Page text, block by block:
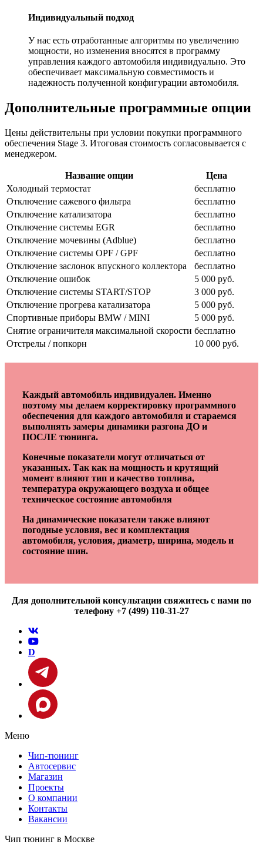
Индивидуальный подход
У нас есть отработанные алгоритмы по увеличению
мощности, но изменения вносятся в программу
управления каждого автомобиля индивидуально. Это
обеспечивает максимальную совместимость и
надежность полученной конфигурации автомобиля.
Дополнительные программные опции
Цены действительны при условии покупки программного
обеспечения Stage 3. Итоговая стоимость согласовывается с
менеджером.
Название опции
Цена
Холодный термостат
бесплатно
Отключение сажевого фильтра
бесплатно
Отключение катализатора
бесплатно
Отключение системы EGR
бесплатно
Отключение мочевины (Adblue)
бесплатно
Отключение системы OPF / GPF
бесплатно
Отключение заслонок впускного коллектора
бесплатно
Отключение ошибок
5 000 руб.
Отключение системы START/STOP
3 000 руб.
Отключение прогрева катализатора
5 000 руб.
Спортивные приборы BMW / MINI
5 000 руб.
Снятие ограничителя максимальной скорости бесплатно
Отстрелы / попкорн
10 000 руб.
Каждый автомобиль индивидуален. Именно
поэтому мы делаем корректировку программного
обеспечения для каждого автомобиля и стараемся
выполнять замеры динамики разгона ДО и
ПОСЛЕ тюнинга.
Конечные показатели могут отличаться от
указанных. Так как на мощность и крутящий
момент влияют тип и качество топлива,
температура окружающего воздуха и общее
техническое состояние автомобиля
На динамические показатели также влияют
погодные условия, вес и комплектация
автомобиля, условия, диаметр, ширина, модель и
состояние шин.
Для дополнительной консультации свяжитесь с нами по
телефону +7 (499) 110-31-27
D
Меню
Чип-тюнинг
Автосервис
Магазин
Проекты
О компании
Контакты
Вакансии
Чип тюнинг в Москве